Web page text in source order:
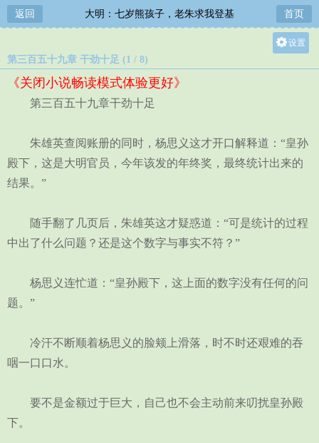
返回 大明：七岁熊孩子，老朱求我登基 首页
设置
第三百五十九章 干劲十足 (1 / 8)
《关闭小说畅读模式体验更好》
第三百五十九章干劲十足
朱雄英查阅账册的同时，杨思义这才开口解释道：“皇孙
殿下，这是大明官员，今年该发的年终奖，最终统计出来的
结果。”
随手翻了几页后，朱雄英这才疑惑道：“可是统计的过程
中出了什么问题？还是这个数字与事实不符？”
杨思义连忙道：“皇孙殿下，这上面的数字没有任何的问
题。”
冷汗不断顺着杨思义的脸颊上滑落，时不时还艰难的吞
咽一口口水。
要不是金额过于巨大，自己也不会主动前来叨扰皇孙殿
下。